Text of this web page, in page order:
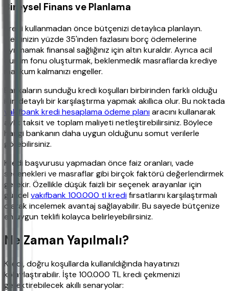
Bireysel Finans ve Planlama
Kredi kullanmadan önce bütçenizi detaylıca planlayın.
Gelirinizin yüzde 35'inden fazlasını borç ödemelerine
ayırmamak finansal sağlığınız için altın kuraldır. Ayrıca acil
durum fonu oluşturmak, beklenmedik masraflarda krediye
mahkum kalmanızı engeller.
Bankaların sunduğu kredi koşulları birbirinden farklı olduğu
için detaylı bir karşılaştırma yapmak akıllıca olur. Bu noktada
vakıfbank kredi hesaplama ödeme planıaracını kullanarak
aylık taksit ve toplam maliyeti netleştirebilirsiniz. Böylece
hangi bankanın daha uygun olduğunu somut verilerle
görebilirsiniz.
Kredi başvurusu yapmadan önce faiz oranları, vade
seçenekleri ve masraflar gibi birçok faktörü değerlendirmek
gerekir. Özellikle düşük faizli bir seçenek arayanlar için
güncelvakıfbank 100.000 tl kredifırsatlarını karşılaştırmalı
olarak incelemek avantaj sağlayabilir. Bu sayede bütçenize
en uygun teklifi kolayca belirleyebilirsiniz.
Ne Zaman Yapılmalı?
Kredi, doğru koşullarda kullanıldığında hayatınızı
kolaylaştırabilir. İşte 100.000 TL kredi çekmenizi
gerektirebilecek akıllı senaryolar: